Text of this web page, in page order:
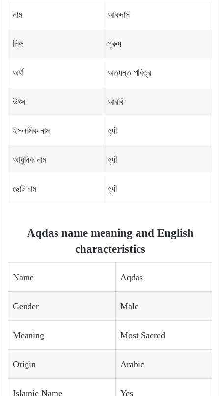
নাম আকদাস
লিঙ্গ পুরুষ
অর্থ অত্যন্ত পবিত্র
উৎস আরবি
ইসলামিক নাম হ্যাঁ
আধুনিক নাম হ্যাঁ
ছোট নাম হ্যাঁ
Aqdas name meaning and English
characteristics
Name Aqdas
Gender Male
Meaning Most Sacred
Origin Arabic
Islamic Name Yes